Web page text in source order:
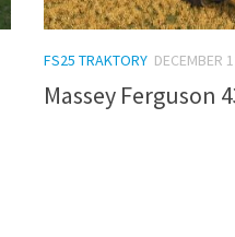
FS25 TRAKTORY DECEMBER
Massey Ferguson